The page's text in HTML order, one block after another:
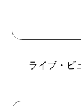
ライブ・ビ